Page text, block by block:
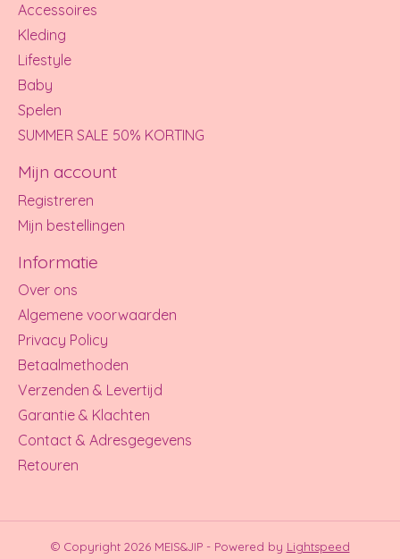
Accessoires
Kleding
Lifestyle
Baby
Spelen
SUMMER SALE 50% KORTING
Mijn account
Registreren
Mijn bestellingen
Informatie
Over ons
Algemene voorwaarden
Privacy Policy
Betaalmethoden
Verzenden & Levertijd
Garantie & Klachten
Contact & Adresgegevens
Retouren
© Copyright 2026 MEIS&JIP - Powered by Lightspeed